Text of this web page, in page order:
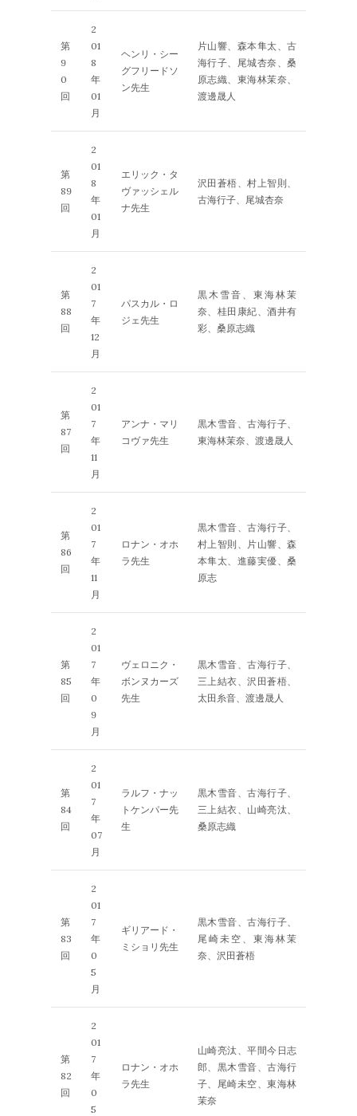
第
9
0
回
2
01
8
年
01
月
ヘンリ・シー
グフリードソ
ン先生
片山響、森本隼太、古
海行子、尾城杏奈、桑
原志織、東海林茉奈、
渡邊晟人
第
89
回
2
01
8
年
01
月
エリック・タ
ヴァッシェル
ナ先生
沢田蒼梧、村上智則、
古海行子、尾城杏奈
第
88
回
2
01
7
年
12
月
パスカル・ロ
ジェ先生
黒木雪音、東海林茉
奈、桂田康紀、酒井有
彩、桑原志織
第
87
回
2
01
7
年
11
月
アンナ・マリ
コヴァ先生
黒木雪音、古海行子、
東海林茉奈、渡邊晟人
第
86
回
2
01
7
年
11
月
ロナン・オホ
ラ先生
黒木雪音、古海行子、
村上智則、片山響、森
本隼太、進藤実優、桑
原志
第
85
回
2
01
7
年
0
9
月
ヴェロニク・
ボンヌカーズ
先生
黒木雪音、古海行子、
三上結衣、沢田蒼梧、
太田糸音、渡邊晟人
第
84
回
2
01
7
年
07
月
ラルフ・ナッ
トケンパー先
生
黒木雪音、古海行子、
三上結衣、山崎亮汰、
桑原志織
第
83
回
2
01
7
年
0
5
月
ギリアード・
ミショリ先生
黒木雪音、古海行子、
尾崎未空、東海林茉
奈、沢田蒼梧
第
82
回
2
01
7
年
0
5
ロナン・オホ
ラ先生
山崎亮汰、平間今日志
郎、黒木雪音、古海行
子、尾崎未空、東海林
茉奈